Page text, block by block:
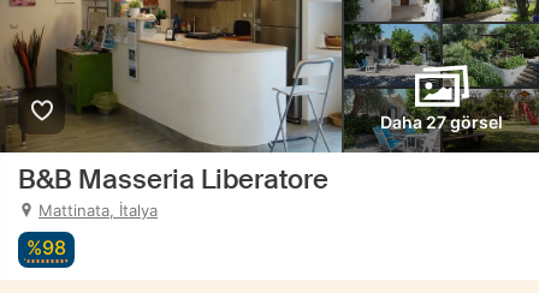
Daha 27 görsel
B&B Masseria Liberatore
Mattinata, İtalya
%98